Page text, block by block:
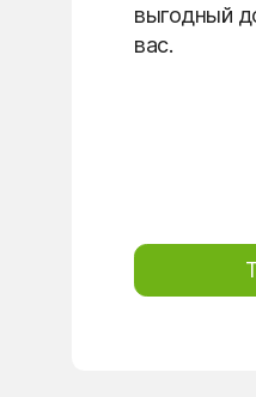
выгодный
вас.